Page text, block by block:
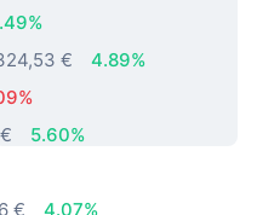
€
4.89%
5.60%
€
4.07%